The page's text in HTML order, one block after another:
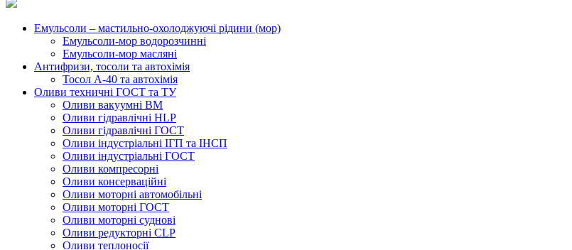
Емульсоли – мастильно-охолоджуючі рідини (мор)
Емульсоли-мор водорозчинні
Емульсоли-мор масляні
Антифризи, тосоли та автохімія
Тосол А-40 та автохімія
Оливи техничні ГОСТ та ТУ
Оливи вакуумні ВМ
Оливи гідравлічні HLP
Оливи гідравлічні ГОСТ
Оливи індустріальні ІГП та ІНСП
Оливи індустріальні ГОСТ
Оливи компресорні
Оливи консерваційні
Оливи моторні автомобільні
Оливи моторні ГОСТ
Оливи моторні суднові
Оливи редукторні CLP
Оливи теплоносії